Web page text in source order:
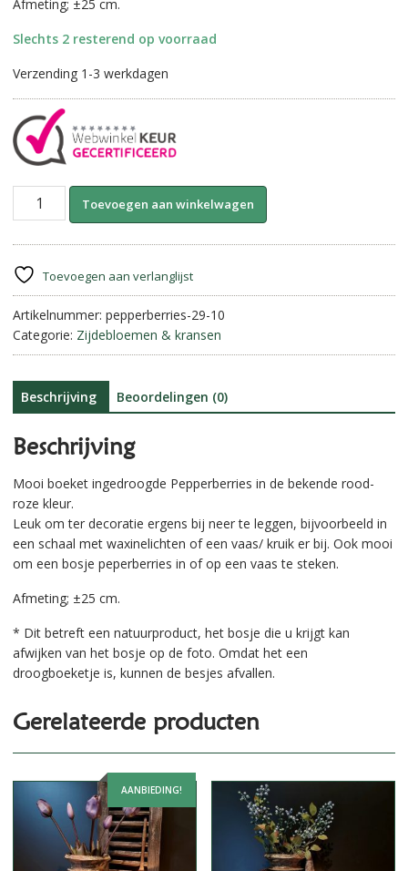
Afmeting; ±25 cm.
Slechts 2 resterend op voorraad
Verzending 1-3 werkdagen
Boeketje
Pepperberries
Toevoegen aan winkelwagen
n
i
:
Toevoegen aan verlanglijst
Artikelnummer: pepperberries-29-10
Categorie: Zijdebloemen & kransen
Beschrijving Beoordelingen (0)
Beschrijving
Mooi boeket ingedroogde Pepperberries in de bekende rood-
roze kleur.
Leuk om ter decoratie ergens bij neer te leggen, bijvoorbeeld in
een schaal met waxinelichten of een vaas/ kruik er bij. Ook mooi
om een bosje peperberries in of op een vaas te steken.
Afmeting; ±25 cm.
* Dit betreft een natuurproduct, het bosje die u krijgt kan
afwijken van het bosje op de foto. Omdat het een
droogboeketje is, kunnen de besjes afvallen.
Gerelateerde producten
AANBIEDING!